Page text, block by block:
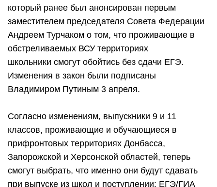
который ранее был анонсирован первым
заместителем председателя Совета Федерации
Андреем Турчаком о том, что проживающие в
обстреливаемых ВСУ территориях
школьники смогут обойтись без сдачи ЕГЭ.
Изменения в закон были подписаны
Владимиром Путиным 3 апреля.
Согласно изменениям, выпускники 9 и 11
классов, проживающие и обучающиеся в
прифронтовых территориях Донбасса,
Запорожской и Херсонской областей, теперь
смогут выбрать, что именно они будут сдавать
при выпуске из школ и поступлении: ЕГЭ/ГИА